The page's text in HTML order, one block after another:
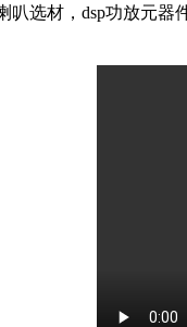
选材，dsp功放元器